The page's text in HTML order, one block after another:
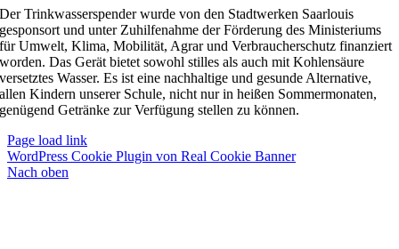
Der Trinkwasserspender wurde von den Stadtwerken Saarlouis
gesponsort und unter Zuhilfenahme der Förderung des Ministeriums
für Umwelt, Klima, Mobilität, Agrar und Verbraucherschutz finanziert
worden. Das Gerät bietet sowohl stilles als auch mit Kohlensäure
versetztes Wasser. Es ist eine nachhaltige und gesunde Alternative,
allen Kindern unserer Schule, nicht nur in heißen Sommermonaten,
genügend Getränke zur Verfügung stellen zu können.
Page load link
WordPress Cookie Plugin von Real Cookie Banner
Nach oben